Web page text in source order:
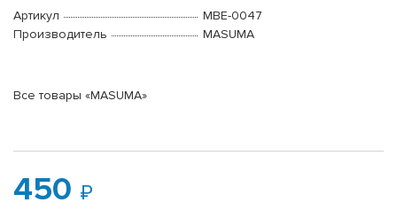
Артикул
MBE-0047
Производитель
MASUMA
Все товары «MASUMA»
450